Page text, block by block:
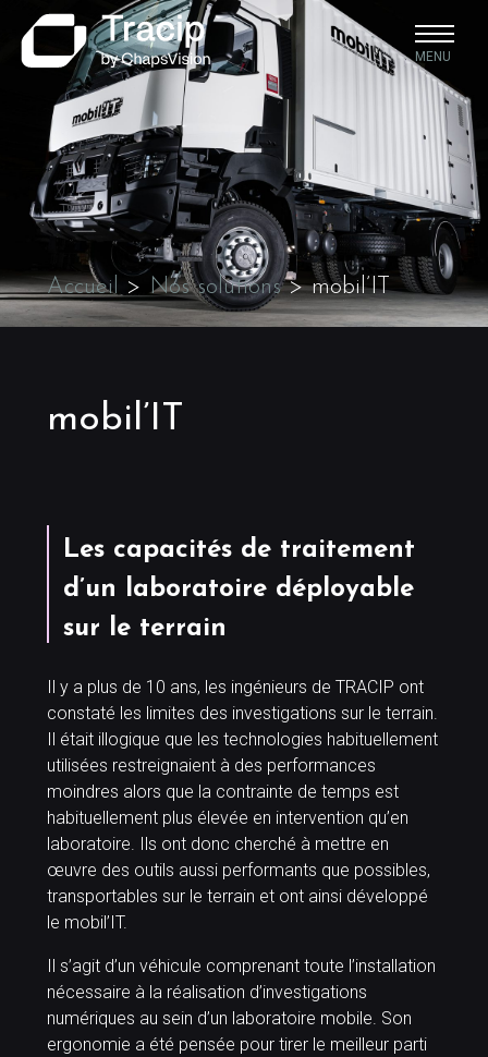
MENU
Accueil > Nos solutions>mobil’IT
mobil’IT
Les capacités de traitement
d’un laboratoire déployable
sur le terrain
Il y a plus de 10 ans, les ingénieurs de TRACIP ont
constaté les limites des investigations sur le terrain.
Il était illogique que les technologies habituellement
utilisées restreignaient à des performances
moindres alors que la contrainte de temps est
habituellement plus élevée en intervention qu’en
laboratoire. Ils ont donc cherché à mettre en
œuvre des outils aussi performants que possibles,
transportables sur le terrain et ont ainsi développé
le mobil’IT.
Il s’agit d’un véhicule comprenant toute l’installation
nécessaire à la réalisation d’investigations
numériques au sein d’un laboratoire mobile. Son
ergonomie a été pensée pour tirer le meilleur parti